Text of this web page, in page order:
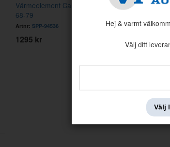
Värmeelement Camaro 69-81/Nova
68-79
Artnr: SPP-94536
1295 kr
Skruvsats
Artnr:G-4326
99 kr
Hej & varmt
Välj ditt
Välj